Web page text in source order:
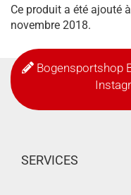
Ce produit a été ajouté
novembre 2018.
Bogensportshop
SERVICES